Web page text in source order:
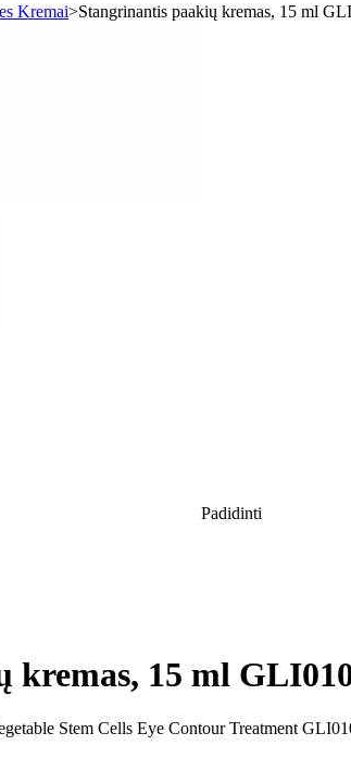
Kremai>Stangrinantis paakių kremas, 15 ml
Padidinti
kremas, 15 ml
Stem Cells Eye Contour Treatment